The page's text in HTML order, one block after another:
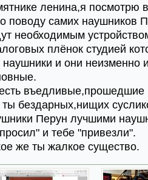
ленина,я посмотрю
поводу самих наушников
необходимым
плёнок студией
наушники и они неизменно
въедливые,прошедшие
ты бездарных,нищих
Перун лучшими
и тебе "привезли".
же ты жалкое существо.